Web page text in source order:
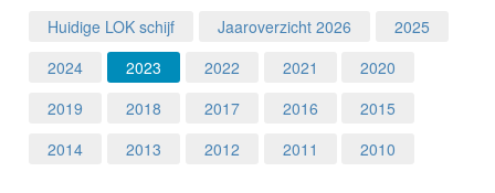
Home
Programma's
Huidige LOK schijf Jaaroverzicht 2026
2025
2024
2023 2022 2021
2020
2019
2018 2017 2016
2015
2014
2013 2012 2011 2010